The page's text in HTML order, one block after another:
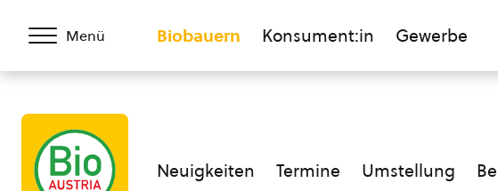
Menü Biobauern Konsument:in Gewerbe
Neuigkeiten Termine Umstellung